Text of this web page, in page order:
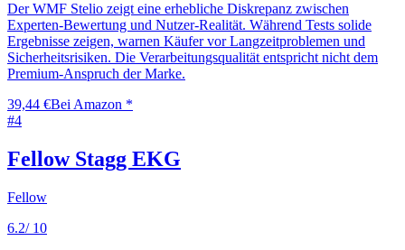
Der WMF Stelio zeigt eine erhebliche Diskrepanz zwischen
Experten-Bewertung und Nutzer-Realität. Während Tests solide
Ergebnisse zeigen, warnen Käufer vor Langzeitproblemen und
Sicherheitsrisiken. Die Verarbeitungsqualität entspricht nicht dem
Premium-Anspruch der Marke.
39,44 €Bei Amazon *
#4
Fellow Stagg EKG
Fellow
6.2/ 10